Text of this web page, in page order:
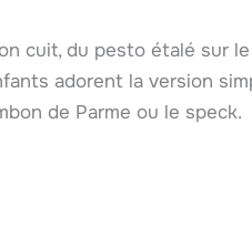
cuit, du pesto étalé sur
adorent la version
de Parme ou le speck.